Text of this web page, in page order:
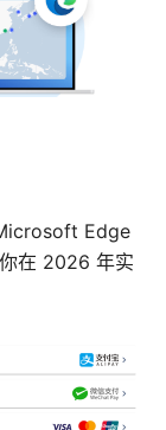
Edge
在 2026 年实